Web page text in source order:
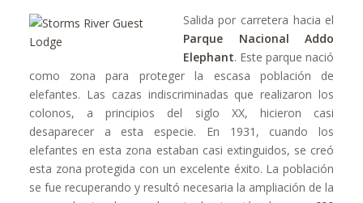
Salida por carretera hacia el
Parque Nacional Addo
Elephant. Este parque nació
como zona para proteger la escasa población de
elefantes. Las cazas indiscriminadas que realizaron los
colonos, a principios del siglo XX, hicieron casi
desaparecer a esta especie. En 1931, cuando los
elefantes en esta zona estaban casi extinguidos, se creó
esta zona protegida con un excelente éxito. La población
se fue recuperando y resultó necesaria la ampliación de la